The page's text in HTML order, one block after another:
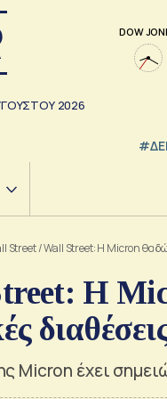
DOW
2026
Street/Wall Street: Η Μicron θα
Η
Micron έχει